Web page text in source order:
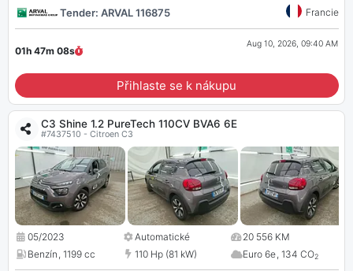
Tender: ARVAL 116875 Francie
01h 47m 07s
Aug 10, 2026, 09:40 AM
Přihlaste se k nákupu
C3 Shine 1.2 PureTech 110CV BVA6 6E
#7437510 - Citroen C3
05/2023 Automatické
20 556 KM
Benzín, 1199 cc 110 Hp (81 kW) Euro 6e, 134 CO2